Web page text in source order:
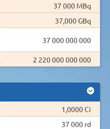
37 000 MBq
37,000 GBq
37 000 000 000
2 220 000 000 000
1,0000 Ci
37 000 rd